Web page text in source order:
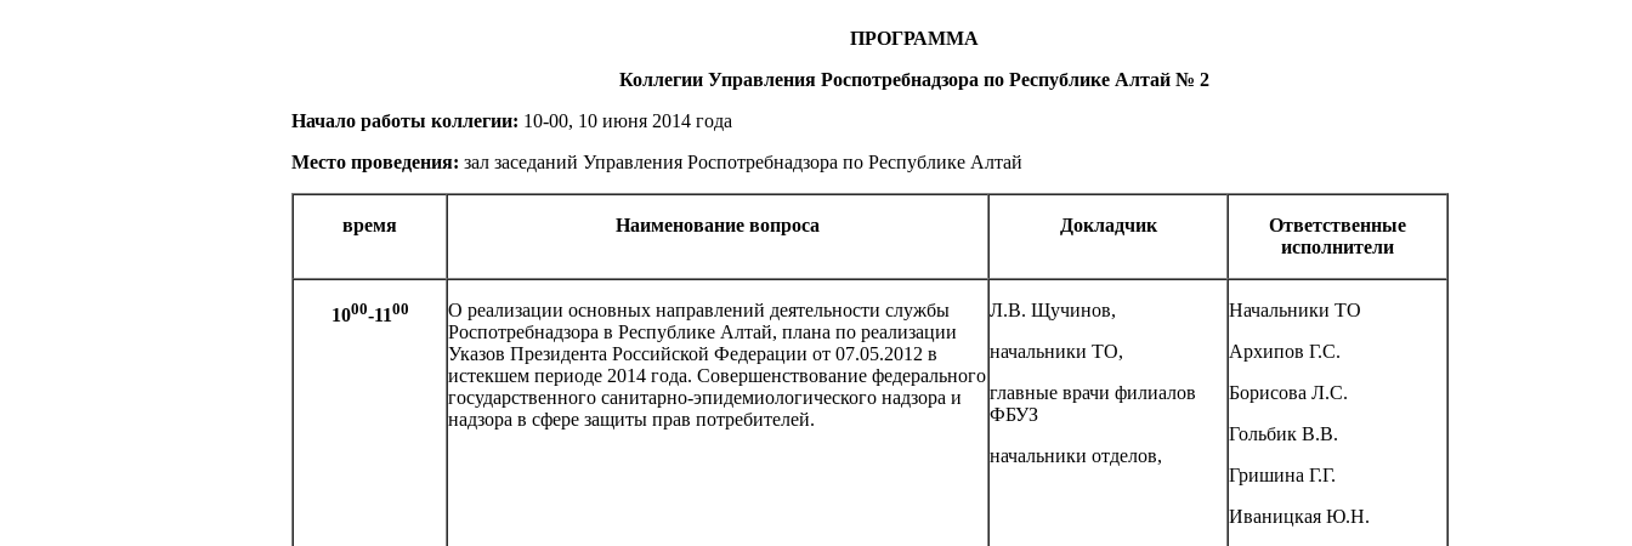
ПРОГРАММА
Коллегии Управления Роспотребнадзора по Республике Алтай № 2
Начало работы коллегии: 10-00, 10 июня 2014 года
Место проведения: зал заседаний Управления Роспотребнадзора по Республике Алтай
время Наименование вопроса Докладчик
Ответственные
исполнители
1000-1100
О реализации основных направлений деятельности службы
Роспотребнадзора в Республике Алтай, плана по реализации
Указов Президента Российской Федерации от 07.05.2012 в
истекшем периоде 2014 года. Совершенствование федерального
государственного санитарно-эпидемиологического надзора и
надзора в сфере защиты прав потребителей.
Л.В. Щучинов,
начальники ТО,
главные врачи филиалов
ФБУЗ
начальники отделов,
Начальники ТО
Архипов Г.С.
Борисова Л.С.
Гольбик В.В.
Гришина Г.Г.
Иваницкая Ю.Н.